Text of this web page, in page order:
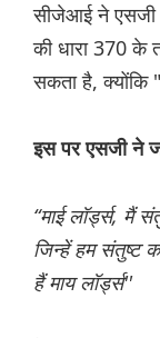
सीजेआई ने एसजी
की धारा 370 के
सकता है, क्योंकि
इस पर एसजी ने
“माई लॉर्ड्स, मैं
जिन्हें हम संतुष्ट
हैं माय लॉर्ड्स''